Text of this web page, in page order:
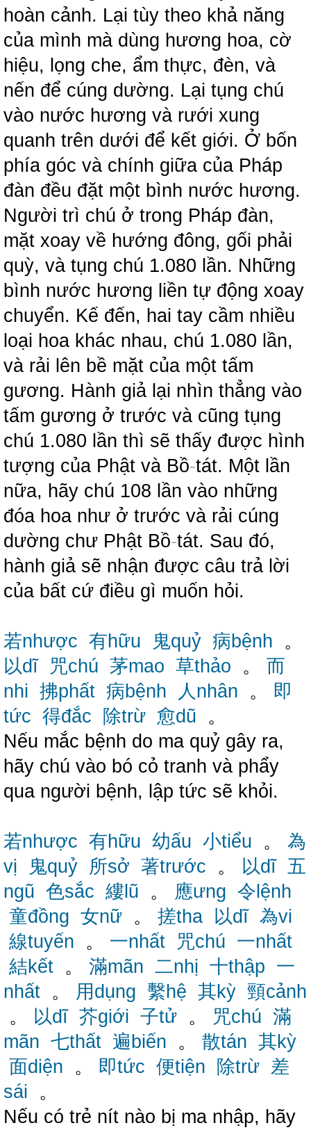
hoàn cảnh. Lại tùy theo khả năng
của mình mà dùng hương hoa, cờ
hiệu, lọng che, ẩm thực, đèn, và
nến để cúng dường. Lại tụng chú
vào nước hương và rưới xung
quanh trên dưới để kết giới. Ở bốn
phía góc và chính giữa của Pháp
đàn đều đặt một bình nước hương.
Người trì chú ở trong Pháp đàn,
mặt xoay về hướng đông, gối phải
quỳ, và tụng chú 1.080 lần. Những
bình nước hương liền tự động xoay
chuyển. Kế đến, hai tay cầm nhiều
loại hoa khác nhau, chú 1.080 lần,
và rải lên bề mặt của một tấm
gương. Hành giả lại nhìn thẳng vào
tấm gương ở trước và cũng tụng
chú 1.080 lần thì sẽ thấy được hình
tượng của Phật và Bồ-tát. Một lần
nữa, hãy chú 108 lần vào những
đóa hoa như ở trước và rải cúng
dường chư Phật Bồ-tát. Sau đó,
hành giả sẽ nhận được câu trả lời
của bất cứ điều gì muốn hỏi.
若nhược 有hữu 鬼quỷ 病bệnh 。
以dĩ
咒chú 茅mao 草thảo 。 而
nhi 拂phất 病bệnh 人nhân 。 即
tức 得đắc 除trừ 愈dũ 。
Nếu mắc bệnh do ma quỷ gây ra,
hãy chú vào bó cỏ tranh và phẩy
qua người bệnh, lập tức sẽ khỏi.
若nhược 有hữu 幼ấu 小tiểu 。 為
vị
鬼quỷ 所sở 著trước 。 以dĩ 五
ngũ 色sắc 縷lũ 。 應ưng 令lệnh
童đồng 女nữ 。 搓tha 以dĩ 為vi
線tuyến 。 一nhất 咒chú 一nhất
結kết 。 滿mãn 二nhị 十thập 一
nhất 。 用dụng 繫hệ 其kỳ 頸cảnh
。
以dĩ 芥giới 子tử 。 咒chú 滿
mãn 七thất 遍biến 。 散tán 其kỳ
面diện 。 即tức 便tiện 除trừ 差
sái 。
Nếu có trẻ nít nào bị ma nhập, hãy